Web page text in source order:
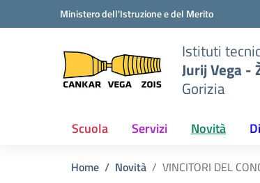
Vai ai contenuti
Vai al menu di navigazioneMinistero dell'Istruzione e del Merito
Istituti
Jurij Vega -
Gorizia
Scuola Servizi Novità
Home Novità VINCITORI DEL